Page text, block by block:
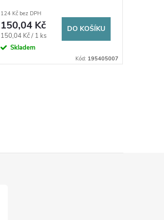
poniklovaný
124 Kč bez DPH
150,04 Kč
Měrná
cena:
150,04 Kč / 1 ks
Skladem
DO KOŠÍKU
Kód: 195405007